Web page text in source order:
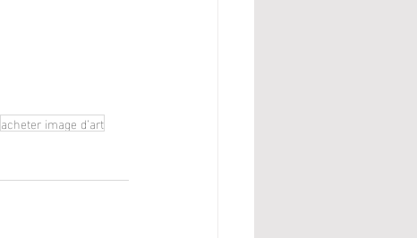
acheter image d’art